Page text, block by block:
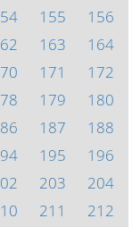
155
156
163
164
171
172
179
180
187
188
195
196
203
204
211
212